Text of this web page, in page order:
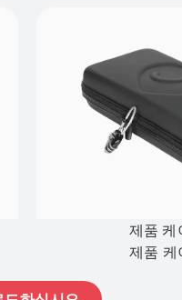
제품 케
제품 케